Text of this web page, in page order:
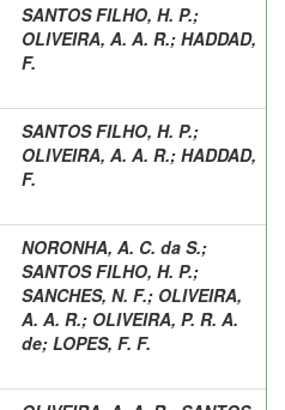
SANTOS FILHO, H. P.;
OLIVEIRA, A. A. R.; HADDAD,
F.
SANTOS FILHO, H. P.;
OLIVEIRA, A. A. R.; HADDAD,
F.
NORONHA, A. C. da S.;
SANTOS FILHO, H. P.;
SANCHES, N. F.; OLIVEIRA,
A. A. R.; OLIVEIRA, P. R. A.
de; LOPES, F. F.